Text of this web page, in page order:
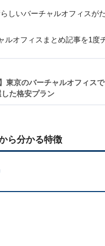
しいバーチャルオフィスが
オフィスまとめ記事を1度
東京のバーチャルオフィス
た格安プラン
ら分かる特徴